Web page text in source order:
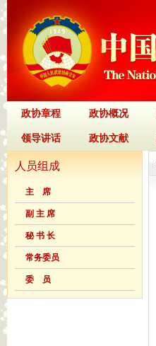
政协章程 政协概况
领导讲话 政协文献
人员组成
主 席
副 主 席
秘 书 长
常务委员
委 员